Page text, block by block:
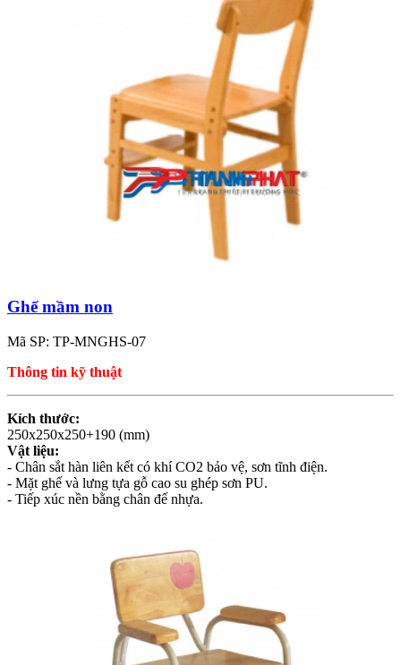
Ghế mầm non
Mã SP: TP-MNGHS-07
Thông tin kỹ thuật
Kích thước:
250x250x250+190 (mm)
Vật liệu:
- Chân sắt hàn liên kết có khí CO2 bảo vệ, sơn tĩnh điện.
- Mặt ghế và lưng tựa gỗ cao su ghép sơn PU.
- Tiếp xúc nền bằng chân đế nhựa.